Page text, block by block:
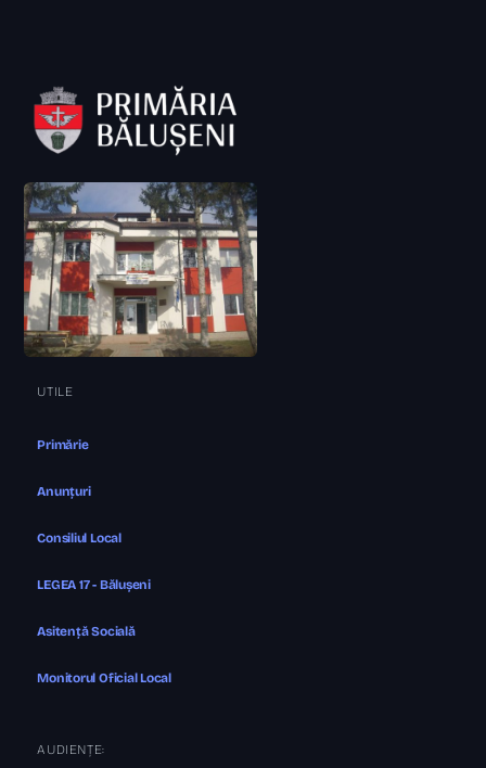
UTILE
Primărie
Anunțuri
Consiliul Local
LEGEA 17 - Bălușeni
Asitență Socială
Monitorul Oficial Local
AUDIENȚE: